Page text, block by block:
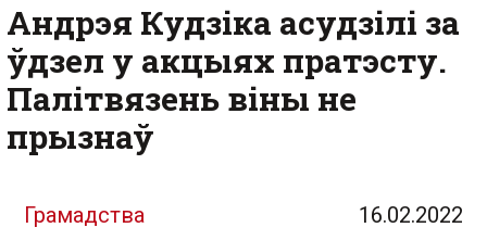
Андрэя Кудзіка асудзілі за
ўдзел у акцыях пратэсту.
Палітвязень віны не
прызнаў
Грамадства 16.02.2022